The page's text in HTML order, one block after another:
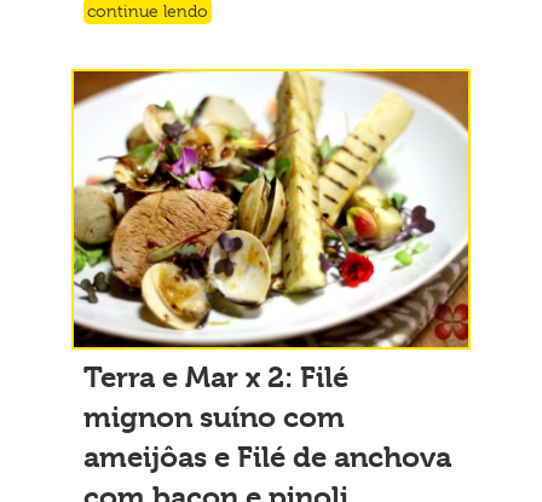
continue lendo
Terra e Mar x 2: Filé
mignon suíno com
ameijôas e Filé de anchova